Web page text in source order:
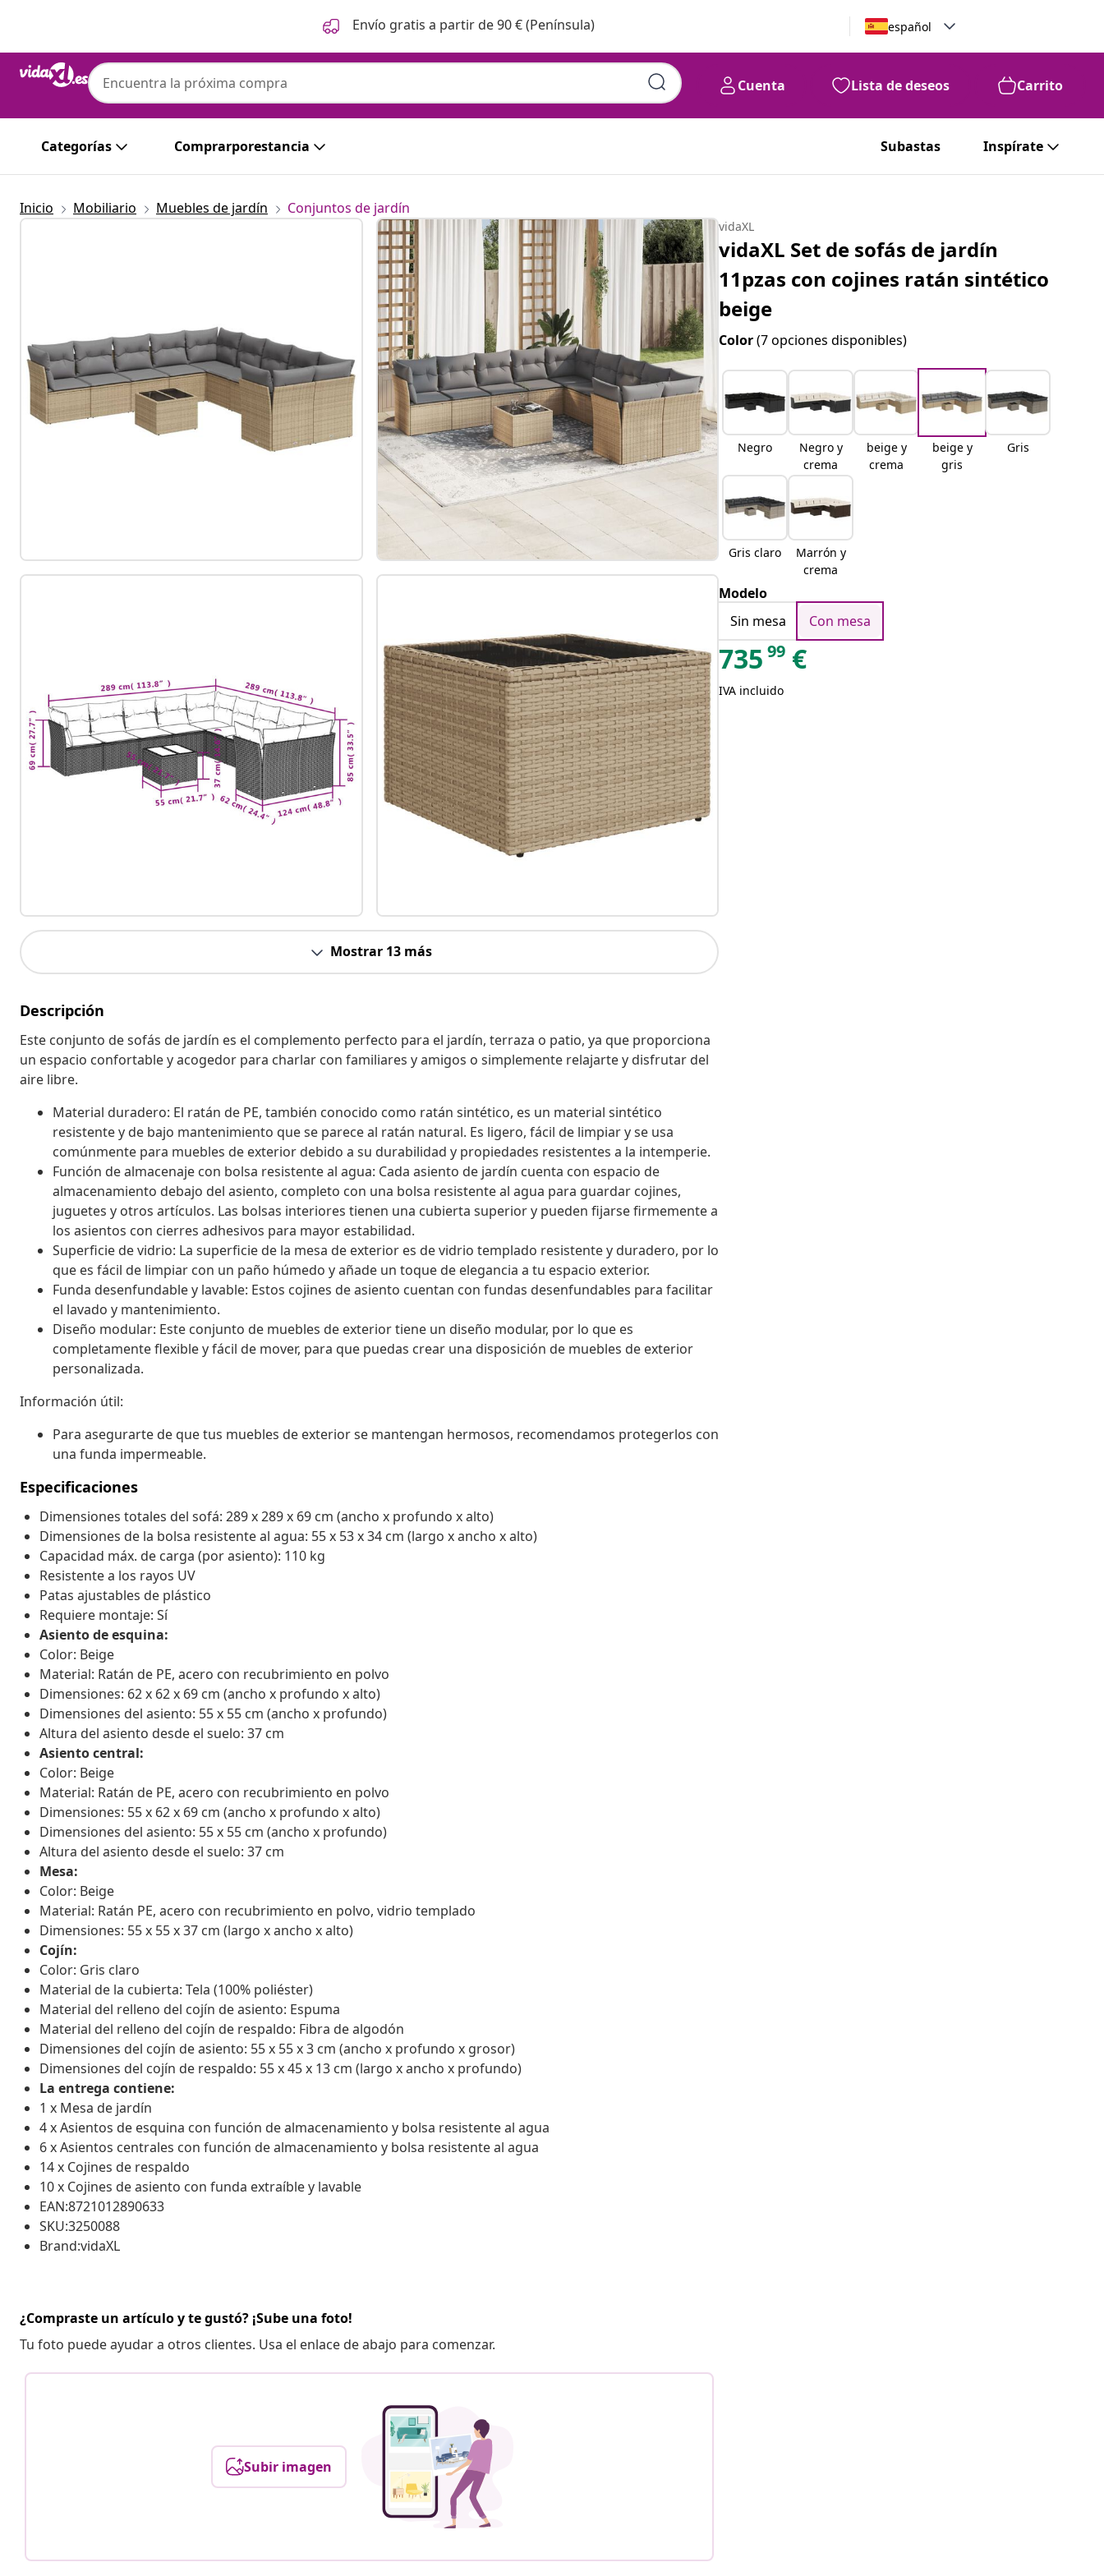
Envío gratis a partir de 90 € (Península) español
Cuenta Lista de deseos Carrito
Categorías Comprarporestancia Subastas Inspírate
Inicio Mobiliario Muebles de jardín Conjuntos de jardín
Mostrar 13 más
Descripción
Este conjunto de sofás de jardín es el complemento perfecto para el jardín, terraza o patio, ya que proporciona
un espacio confortable y acogedor para charlar con familiares y amigos o simplemente relajarte y disfrutar del
aire libre.
Material duradero: El ratán de PE, también conocido como ratán sintético, es un material sintético
resistente y de bajo mantenimiento que se parece al ratán natural. Es ligero, fácil de limpiar y se usa
comúnmente para muebles de exterior debido a su durabilidad y propiedades resistentes a la intemperie.
Función de almacenaje con bolsa resistente al agua: Cada asiento de jardín cuenta con espacio de
almacenamiento debajo del asiento, completo con una bolsa resistente al agua para guardar cojines,
juguetes y otros artículos. Las bolsas interiores tienen una cubierta superior y pueden fijarse firmemente a
los asientos con cierres adhesivos para mayor estabilidad.
Superficie de vidrio: La superficie de la mesa de exterior es de vidrio templado resistente y duradero, por lo
que es fácil de limpiar con un paño húmedo y añade un toque de elegancia a tu espacio exterior.
Funda desenfundable y lavable: Estos cojines de asiento cuentan con fundas desenfundables para facilitar
el lavado y mantenimiento.
Diseño modular: Este conjunto de muebles de exterior tiene un diseño modular, por lo que es
completamente flexible y fácil de mover, para que puedas crear una disposición de muebles de exterior
personalizada.
Información útil:
Para asegurarte de que tus muebles de exterior se mantengan hermosos, recomendamos protegerlos con
una funda impermeable.
Especificaciones
Dimensiones totales del sofá: 289 x 289 x 69 cm (ancho x profundo x alto)
Dimensiones de la bolsa resistente al agua: 55 x 53 x 34 cm (largo x ancho x alto)
Capacidad máx. de carga (por asiento): 110 kg
Resistente a los rayos UV
Patas ajustables de plástico
Requiere montaje: Sí
Asiento de esquina:
Color: Beige
Material: Ratán de PE, acero con recubrimiento en polvo
Dimensiones: 62 x 62 x 69 cm (ancho x profundo x alto)
Dimensiones del asiento: 55 x 55 cm (ancho x profundo)
Altura del asiento desde el suelo: 37 cm
Asiento central:
Color: Beige
Material: Ratán de PE, acero con recubrimiento en polvo
Dimensiones: 55 x 62 x 69 cm (ancho x profundo x alto)
Dimensiones del asiento: 55 x 55 cm (ancho x profundo)
Altura del asiento desde el suelo: 37 cm
Mesa:
Color: Beige
Material: Ratán PE, acero con recubrimiento en polvo, vidrio templado
Dimensiones: 55 x 55 x 37 cm (largo x ancho x alto)
Cojín:
Color: Gris claro
Material de la cubierta: Tela (100% poliéster)
Material del relleno del cojín de asiento: Espuma
Material del relleno del cojín de respaldo: Fibra de algodón
Dimensiones del cojín de asiento: 55 x 55 x 3 cm (ancho x profundo x grosor)
Dimensiones del cojín de respaldo: 55 x 45 x 13 cm (largo x ancho x profundo)
La entrega contiene:
1 x Mesa de jardín
4 x Asientos de esquina con función de almacenamiento y bolsa resistente al agua
6 x Asientos centrales con función de almacenamiento y bolsa resistente al agua
14 x Cojines de respaldo
10 x Cojines de asiento con funda extraíble y lavable
EAN:8721012890633
SKU:3250088
Brand:vidaXL
¿Compraste un artículo y te gustó? ¡Sube una foto!
Tu foto puede ayudar a otros clientes. Usa el enlace de abajo para comenzar.
Subir imagen
vidaXL
vidaXL Set de sofás de jardín
11pzas con cojines ratán sintético
beige
Color(7 opciones disponibles)
Negro
Negro y
crema
beige y
crema
beige y
gris
Gris
Gris claro
Marrón y
crema
Modelo
Sin mesa
Con mesa
735 99 €
IVA incluido